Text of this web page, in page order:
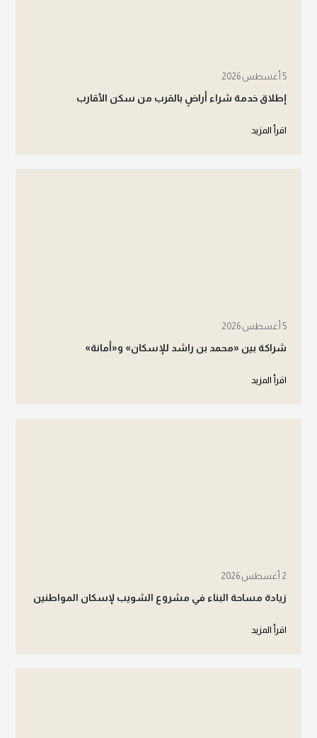
5 أغسطس 2026
إطلاق خدمة شراء أراضٍ بالقرب من سكن الأقارب
اقرأ المزيد
5 أغسطس 2026
شراكة بين «محمد بن راشد للإسكان» و«أمانة»
اقرأ المزيد
2 أغسطس 2026
زيادة مساحة البناء في مشروع الشويب لإسكان المواطنين
اقرأ المزيد